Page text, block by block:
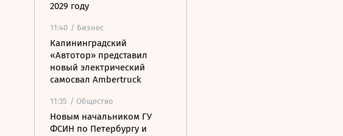
2029 году
11:40 / Бизнес
Калининградский
«Автотор» представил
новый электрический
самосвал Ambertruck
11:35 / Общество
Новым начальником ГУ
ФСИН по Петербургу и